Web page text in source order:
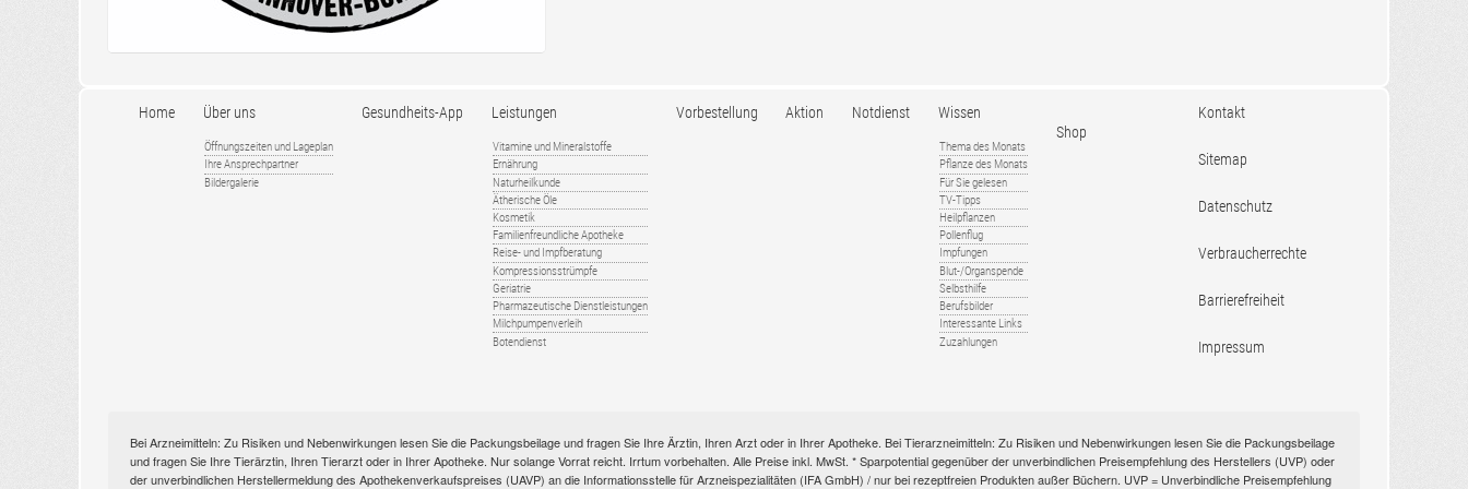
Home Über uns
Öffnungszeiten und Lageplan
Ihre Ansprechpartner
Bildergalerie
Gesundheits-App Leistungen
Vitamine und Mineralstoffe
Ernährung
Naturheilkunde
Ätherische Öle
Kosmetik
Familienfreundliche Apotheke
Reise- und Impfberatung
Kompressionsstrümpfe
Geriatrie
Pharmazeutische Dienstleistungen
Milchpumpenverleih
Botendienst
Vorbestellung Aktion Notdienst Wissen
Thema des Monats
Pflanze des Monats
Für Sie gelesen
TV-Tipps
Heilpflanzen
Pollenflug
Impfungen
Blut-/Organspende
Selbsthilfe
Berufsbilder
Interessante Links
Zuzahlungen
Shop
Kontakt
Sitemap
Datenschutz
Verbraucherrechte
Barrierefreiheit
Impressum
Bei Arzneimitteln: Zu Risiken und Nebenwirkungen lesen Sie die Packungsbeilage und fragen Sie Ihre Ärztin, Ihren Arzt oder in Ihrer Apotheke. Bei Tierarzneimitteln: Zu Risiken und Nebenwirkungen lesen Sie die Packungsbeilage
und fragen Sie Ihre Tierärztin, Ihren Tierarzt oder in Ihrer Apotheke. Nur solange Vorrat reicht. Irrtum vorbehalten. Alle Preise inkl. MwSt. * Sparpotential gegenüber der unverbindlichen Preisempfehlung des Herstellers (UVP) oder
der unverbindlichen Herstellermeldung des Apothekenverkaufspreises (UAVP) an die Informationsstelle für Arzneispezialitäten (IFA GmbH) / nur bei rezeptfreien Produkten außer Büchern. UVP = Unverbindliche Preisempfehlung